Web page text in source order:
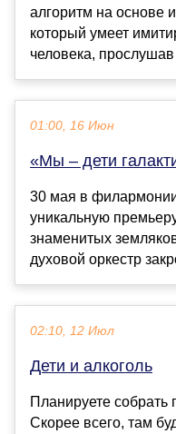
алгоритм на основе
который умеет
человека, прослушав
01:00, 16 Июн
«Мы – дети
30 мая в
уникальную
знаменитых
духовой оркестр
02:10, 12 Июл
Дети и алкоголь
Планируете собрать
Скорее всего, там